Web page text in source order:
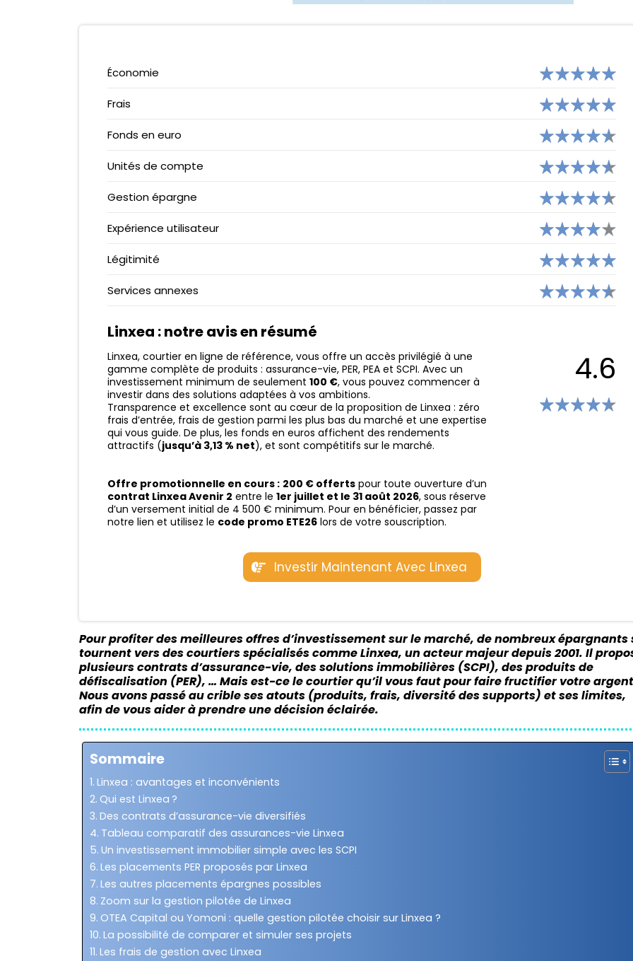
WESAVE
MONIWAN
NEOSURF
QONTO VS SHINE
EKO (CRÉDIT AGRICOLE)
Économie
Frais
Fonds en euro
Unités de compte
Gestion épargne
Expérience utilisateur
Légitimité
Services annexes
Linxea : notre avis en résumé
Linxea, courtier en ligne de référence, vous offre un accès privilégié à une
gamme complète de produits : assurance-vie, PER, PEA et SCPI. Avec un
investissement minimum de seulement 100 €, vous pouvez commencer à
investir dans des solutions adaptées à vos ambitions.
Transparence et excellence sont au cœur de la proposition de Linxea : zéro
frais d’entrée, frais de gestion parmi les plus bas du marché et une expertise
qui vous guide. De plus, les fonds en euros affichent des rendements
attractifs (jusqu’à 3,13 % net), et sont compétitifs sur le marché.
Offre promotionnelle en cours : 200 € offerts pour toute ouverture d’un
contrat Linxea Avenir 2 entre le 1er juillet et le 31 août 2026, sous réserve
d’un versement initial de 4 500 € minimum. Pour en bénéficier, passez par
notre lien et utilisez le code promo ETE26 lors de votre souscription.
4.6
Investir Maintenant Avec Linxea
Pour profiter des meilleures offres d’investissement sur le marché, de nombreux épargnants
tournent vers des courtiers spécialisés comme Linxea, un acteur majeur depuis 2001. Il
plusieurs contrats d’assurance-vie, des solutions immobilières (SCPI), des produits de
défiscalisation (PER), … Mais est-ce le courtier qu’il vous faut pour faire fructifier votre
Nous avons passé au crible ses atouts (produits, frais, diversité des supports) et ses limites,
afin de vous aider à prendre une décision éclairée.
Sommaire
Linxea : avantages et inconvénients
Qui est Linxea ?
Des contrats d’assurance-vie diversifiés
Tableau comparatif des assurances-vie Linxea
Un investissement immobilier simple avec les SCPI
Les placements PER proposés par Linxea
Les autres placements épargnes possibles
Zoom sur la gestion pilotée de Linxea
OTEA Capital ou Yomoni : quelle gestion pilotée choisir sur Linxea ?
La possibilité de comparer et simuler ses projets
Les frais de gestion avec Linxea